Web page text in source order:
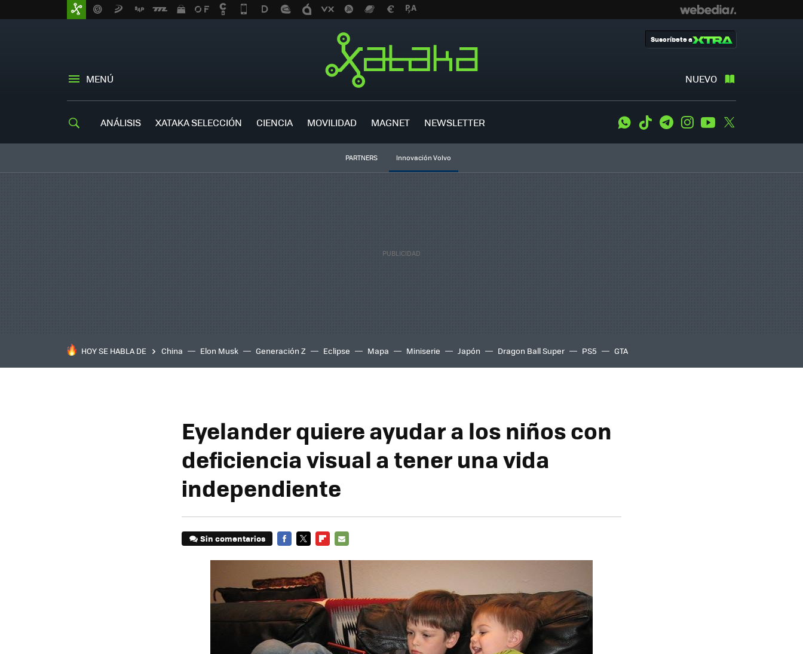
MENÚ NUEVO
Suscríbete a
ANÁLISIS XATAKA SELECCIÓN CIENCIA MOVILIDAD MAGNET NEWSLETTER WhatsApp
Tiktok TelegramInstagramYoutube
PARTNERS Innovación Volvo
HOY SE HABLA DE China Elon Musk Generación Z Eclipse Mapa Miniserie Japón Dragon Ball Super PS5 GTA
Eyelander quiere ayudar a los niños con
deficiencia visual a tener una vida
independiente
Sin comentarios
MAIL